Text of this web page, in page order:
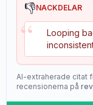
👎NACKDELAR
“
Looping
AI-extraherade citat
recensionerna på